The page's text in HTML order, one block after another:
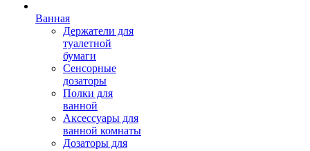
Ванная
Держатели для
туалетной
бумаги
Сенсорные
дозаторы
Полки для
ванной
Аксессуары для
ванной комнаты
Дозаторы для